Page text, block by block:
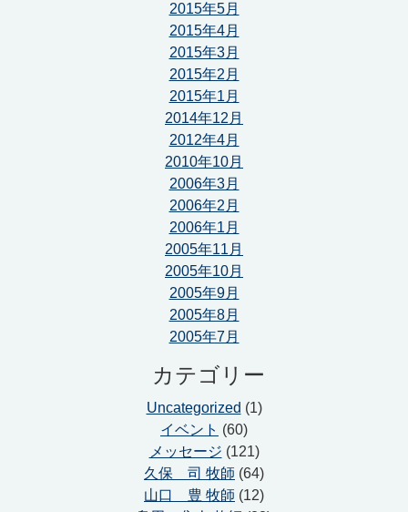
2015年5月
2015年4月
2015年3月
2015年2月
2015年1月
2014年12月
2012年4月
2010年10月
2006年3月
2006年2月
2006年1月
2005年11月
2005年10月
2005年9月
2005年8月
2005年7月
カテゴリー
Uncategorized (1)
イベント (60)
メッセージ (121)
久保 司 牧師 (64)
山口 豊 牧師 (12)